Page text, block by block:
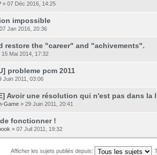
» 07 Déc 2016, 14:25
impossible
Jan 2016, 20:36
restore the "career" and "achivements".
15 Mai 2014, 17:32
probleme pcm 2011
Juin 2011, 03:06
Avoir une résolution qui n'est pas dans la
Game » 29 Juin 2011, 20:41
fonctionner !
» 07 Juil 2011, 19:32
Afficher les sujets publiés depuis: